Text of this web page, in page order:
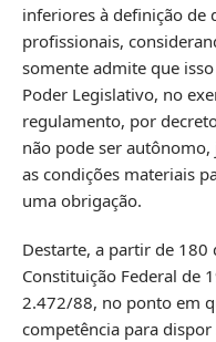
inferiores à definição de
profissionais,
somente admite que
Poder Legislativo, no
regulamento, por
não pode ser autônomo,
as condições materiais
uma obrigação.
Destarte, a partir de
Constituição Federal de
2.472/88, no ponto em
competência para